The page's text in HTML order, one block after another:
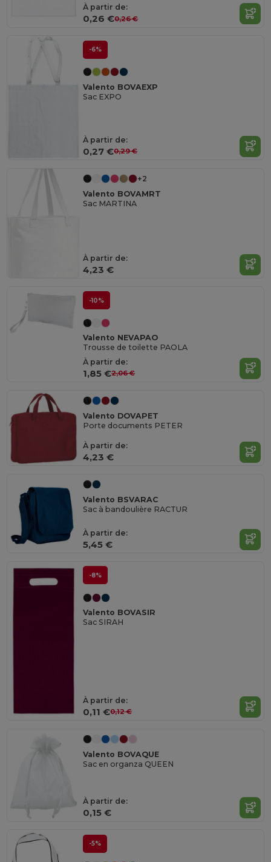
À partir de:
0,26 €0,26 €
-6%
Valento BOVAEXP
Sac EXPO
À partir de:
0,27 €0,29 €
+2
Valento BOVAMRT
Sac MARTINA
À partir de:
4,23 €
-10%
Valento NEVAPAO
Trousse de toilette PAOLA
À partir de:
1,85 €2,06 €
Valento DOVAPET
Porte documents PETER
À partir de:
4,23 €
Valento BSVARAC
Sac à bandoulière RACTUR
À partir de:
5,45 €
-8%
Valento BOVASIR
Sac SIRAH
À partir de:
0,11 €0,12 €
Valento BOVAQUE
Sac en organza QUEEN
À partir de:
0,15 €
-5%